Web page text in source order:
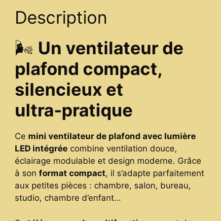
quantity
Description
🌬️ Un ventilateur de
plafond compact,
silencieux et
ultra‑pratique
Ce mini ventilateur de plafond avec lumière
LED intégrée combine ventilation douce,
éclairage modulable et design moderne. Grâce
à son format compact, il s’adapte parfaitement
aux petites pièces : chambre, salon, bureau,
studio, chambre d’enfant…